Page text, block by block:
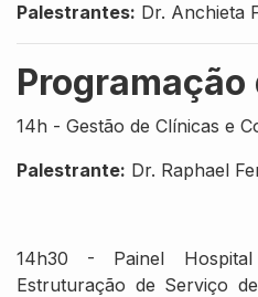
Palestrantes: Dr. Anchieta
Programação
14h - Gestão de Clínicas e
Palestrante: Dr. Raphael
14h30 - Painel Hospital
Estruturação de Serviço